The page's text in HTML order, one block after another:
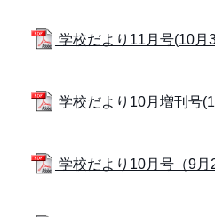
学校だより11月号(10
学校だより10月増刊号
学校だより10月号（9